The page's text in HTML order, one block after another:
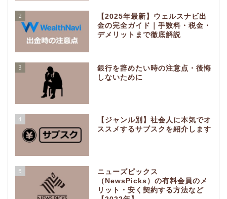
2
【2025年最新】ウェルスナビ出
金の完全ガイド｜手数料・税金・
デメリットまで徹底解説
3
銀行を辞めたい時の注意点・後悔
しないために
4
【ジャンル別】社会人に本気でオ
ススメするサブスクを紹介します
5
ニューズピックス
（NewsPicks）の有料会員のメ
リット・安く契約する方法など